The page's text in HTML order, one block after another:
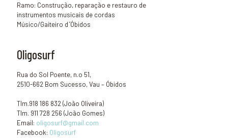
Ramo: Construção, reparação e restauro de
instrumentos musicais de cordas
Músico/Gaiteiro d ́Óbidos
Oligosurf
Rua do Sol Poente, n.o 51,
2510-662 Bom Sucesso, Vau – Óbidos
Tlm.918 186 832 (João Oliveira)
Tlm. 911 728 256 (João Gomes)
Email: oligosurf@gmail.com
Facebook: Oligosurf